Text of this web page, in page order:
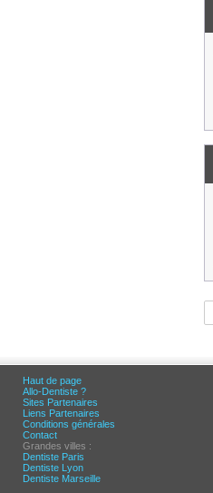
Haut de page
Allo-Dentiste ?
Sites Partenaires
Liens Partenaires
Conditions générales
Contact
Grandes villes :
Dentiste Paris
Dentiste Lyon
Dentiste Marseille